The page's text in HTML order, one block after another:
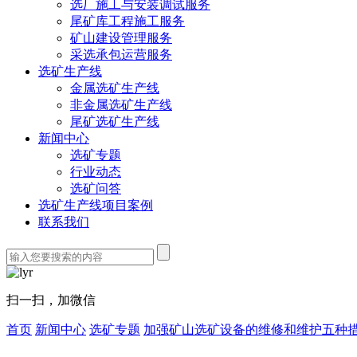
选厂施工与安装调试服务
尾矿库工程施工服务
矿山建设管理服务
采选承包运营服务
选矿生产线
金属选矿生产线
非金属选矿生产线
尾矿选矿生产线
新闻中心
选矿专题
行业动态
选矿问答
选矿生产线项目案例
联系我们
扫一扫，加微信
首页 新闻中心 选矿专题 加强矿山选矿设备的维修和维护五种